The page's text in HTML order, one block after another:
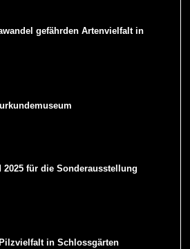
gefährden Artenvielfalt in
2025 für die Sonderausstellung
in Schlossgärten